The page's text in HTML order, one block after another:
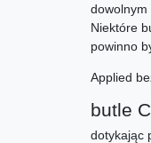
dowolnym
Niektóre
powinno
Applied
butle
dotykając